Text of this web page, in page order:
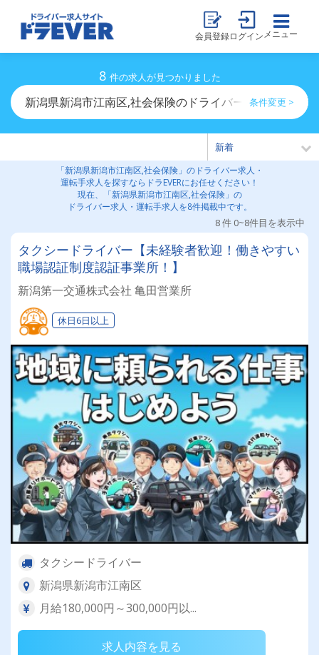
会員登録ログイン メニュー
8 件の求人が見つかりました
新潟県新潟市江南区,社会保険のドライバー求人・運転手
条件変更 >
「新潟県新潟市江南区,社会保険」のドライバー求人・
運転手求人を探すならドラEVERにお任せください！
現在、「新潟県新潟市江南区,社会保険」の
ドライバー求人・運転手求人を8件掲載中です。
8 件 0~8件目を表示中
タクシードライバー【未経験者歓迎！働きやすい
職場認証制度認証事業所！】
新潟第一交通株式会社 亀田営業所
休日6日以上
タクシードライバー
新潟県新潟市江南区
月給180,000円～300,000円以...
求人内容を見る